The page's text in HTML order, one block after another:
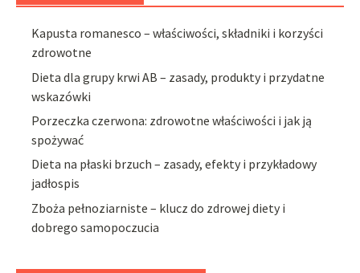
Kapusta romanesco – właściwości, składniki i korzyści
zdrowotne
Dieta dla grupy krwi AB – zasady, produkty i przydatne
wskazówki
Porzeczka czerwona: zdrowotne właściwości i jak ją
spożywać
Dieta na płaski brzuch – zasady, efekty i przykładowy
jadłospis
Zboża pełnoziarniste – klucz do zdrowej diety i
dobrego samopoczucia